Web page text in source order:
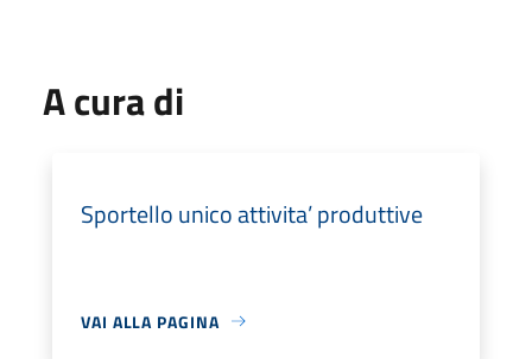
A cura di
Sportello unico attivita’ produttive
VAI ALLA PAGINA